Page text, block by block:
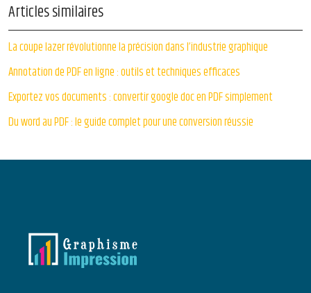
Articles similaires
La coupe lazer révolutionne la précision dans l’industrie graphique
Annotation de PDF en ligne : outils et techniques efficaces
Exportez vos documents : convertir google doc en PDF simplement
Du word au PDF : le guide complet pour une conversion réussie